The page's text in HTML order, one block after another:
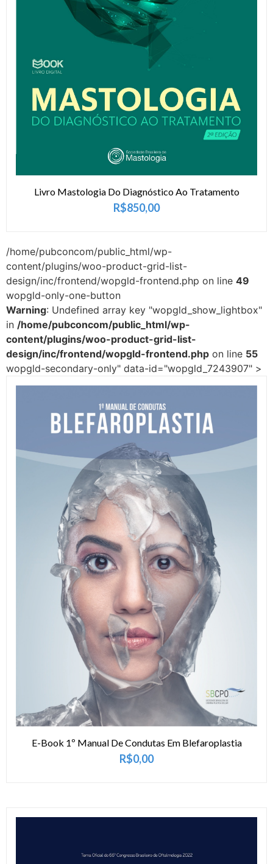
Livro Mastologia Do Diagnóstico Ao Tratamento
R$850,00
/home/pubconcom/public_html/wp-
content/plugins/woo-product-grid-list-
design/inc/frontend/wopgld-frontend.php on line 49
wopgld-only-one-button
Warning: Undefined array key "wopgld_show_lightbox"
in /home/pubconcom/public_html/wp-
content/plugins/woo-product-grid-list-
design/inc/frontend/wopgld-frontend.php on line 55
wopgld-secondary-only" data-id="wopgld_7243907" >
E-Book 1º Manual De Condutas Em Blefaroplastia
R$0,00